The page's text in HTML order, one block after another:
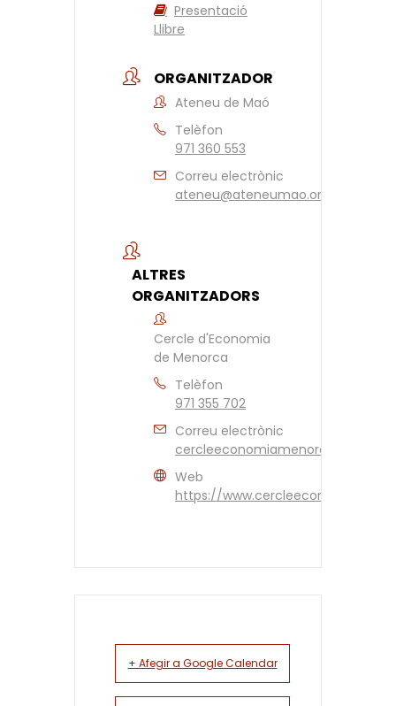
Presentació
Llibre
ORGANITZADOR
Ateneu de Maó
Telèfon
971 360 553
Correu electrònic
ateneu@ateneumao.org
ALTRES
ORGANITZADORS
Cercle d'Economia
de Menorca
Telèfon
971 355 702
Correu electrònic
Web
https://
+ Afegir a Google Calendar